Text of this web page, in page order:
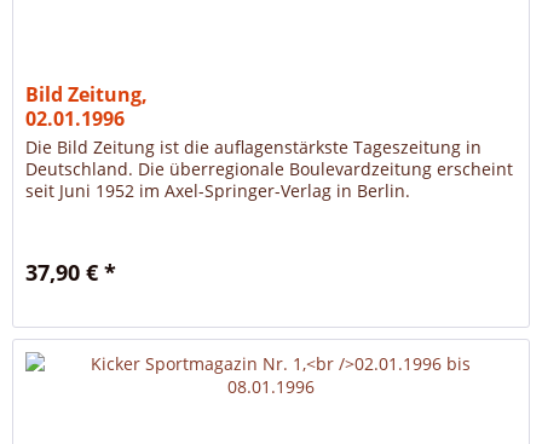
Bild Zeitung,
02.01.1996
Die Bild Zeitung ist die auflagenstärkste Tageszeitung in
Deutschland. Die überregionale Boulevardzeitung erscheint
seit Juni 1952 im Axel-Springer-Verlag in Berlin.
37,90 € *